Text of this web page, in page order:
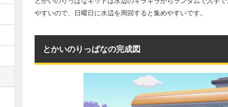
やすいので、日曜日に水辺を周回すると集めやすいです。
とかいのりっぱなの完成図